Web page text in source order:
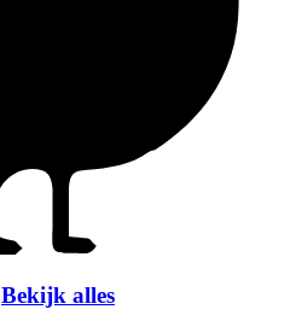
Bekijk alles